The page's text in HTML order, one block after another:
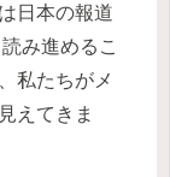
日本の報道
み進めるこ
私たちがメ
えてきま